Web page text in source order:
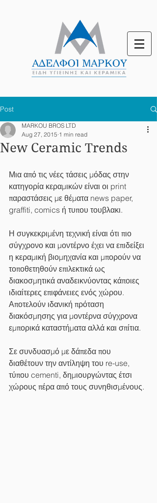
Post
New Ceramic Trends
MARKOU BROS LTD
Aug 27, 2015 1 min read
Μια από τις νέες τάσεις μόδας στην
κατηγορία κεραμικών είναι οι print
παραστάσεις με θέματα news paper,
graffiti, comics ή τυπου τουβλακι.
Η συγκεκριμένη τεχνική είναι ότι πιο
σύγχρονο και μοντέρνο έχει να επιδείξει
η κεραμική βιομηχανία και μπορούν να
τοποθετηθούν επιλεκτικά ως
διακοσμητικά αναδεικνύοντας κάποιες
ιδιαίτερες επιφάνειες ενός χώρου.
Αποτελούν ιδανική πρόταση
διακόσμησης για μοντέρνα σύγχρονα
εμπορικά καταστήματα αλλά και σπίτια.
Σε συνδυασμό με δάπεδα που
διαθέτουν την αντίληψη του re-use,
τύπου cementi, δημιουργώντας έτσι
χώρους πέρα από τους συνηθισμένους.